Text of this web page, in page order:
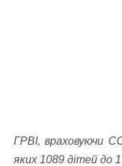
ГРВІ, враховуючи
яких 1089 дітей до